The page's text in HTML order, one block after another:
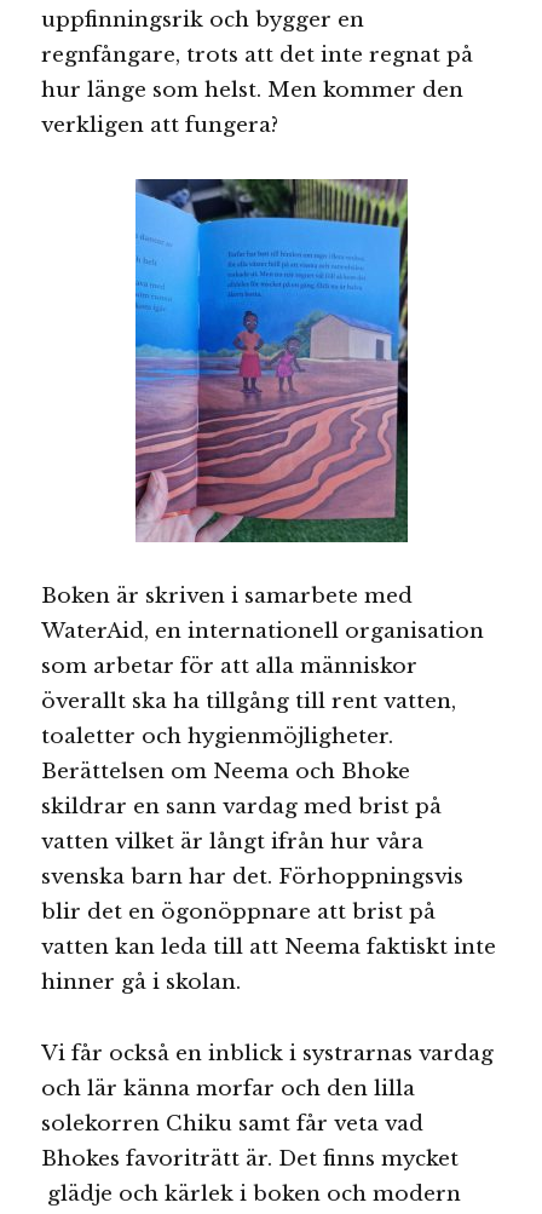
uppfinningsrik och bygger en
regnfångare, trots att det inte regnat på
hur länge som helst. Men kommer den
verkligen att fungera?
Boken är skriven i samarbete med
WaterAid, en internationell organisation
som arbetar för att alla människor
överallt ska ha tillgång till rent vatten,
toaletter och hygienmöjligheter.
Berättelsen om Neema och Bhoke
skildrar en sann vardag med brist på
vatten vilket är långt ifrån hur våra
svenska barn har det. Förhoppningsvis
blir det en ögonöppnare att brist på
vatten kan leda till att Neema faktiskt inte
hinner gå i skolan.
Vi får också en inblick i systrarnas vardag
och lär känna morfar och den lilla
solekorren Chiku samt får veta vad
Bhokes favoriträtt är. Det finns mycket
glädje och kärlek i boken och modern